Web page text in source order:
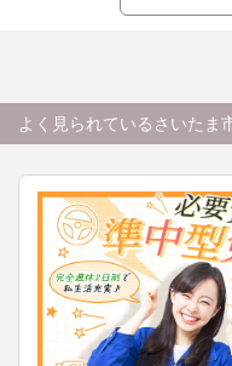
よく見られているさいたま